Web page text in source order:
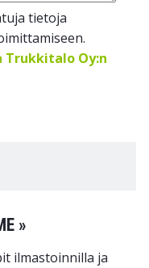
tietoja
Trukkitalo Oy:n
»